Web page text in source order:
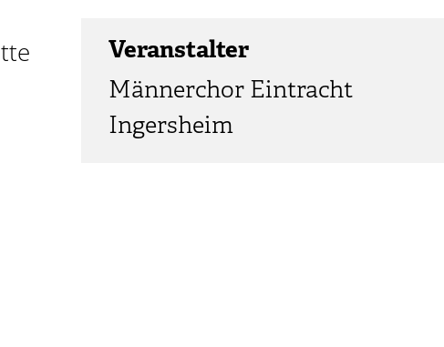
Veranstalter
Männerchor Eintracht
Ingersheim